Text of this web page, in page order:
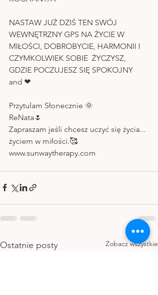
NASTAW JUŻ DZIŚ TEN SWÓJ
WEWNĘTRZNY GPS NA ŻYCIE W
MIŁOŚCI, DOBROBYCIE, HARMONII I
CZYMKOLWIEK SOBIE  ŻYCZYSZ,
GDZIE POCZUJESZ SIĘ SPOKOJNY
and ❤
Przytulam Słonecznie 🌞
ReNata🌷
Zapraszam jeśli chcesz uczyć się życia...
życiem w miłości.🥰
www.sunwaytherapy.com
Ostatnie posty Zobacz wszystkie